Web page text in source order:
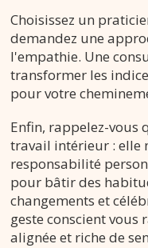
Choisissez un
demandez une
l'empathie. Une
transformer les
pour votre
Enfin, rappelez-vous
travail intérieur : elle
responsabilité
pour bâtir des
changements et
geste conscient
alignée et riche de